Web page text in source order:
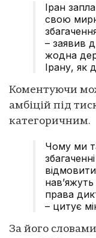
Іран
свою
– заявив
жодна
Ірану, як
Коментуючи
амбіцій під
категоричним.
Чому ми
права
– цитує
За його